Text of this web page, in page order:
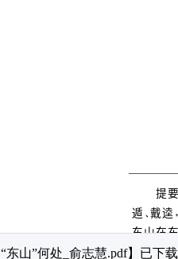
“东山”何处_俞志慧.pdf】已下载